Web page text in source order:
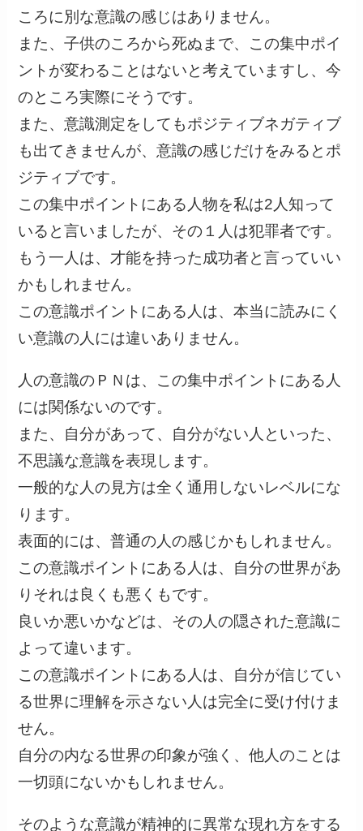
ころに別な意識の感じはありません。
また、子供のころから死ぬまで、この集中ポイ
ントが変わることはないと考えていますし、今
のところ実際にそうです。
また、意識測定をしてもポジティブネガティブ
も出てきませんが、意識の感じだけをみるとポ
ジティブです。
この集中ポイントにある人物を私は2人知って
いると言いましたが、その１人は犯罪者です。
もう一人は、才能を持った成功者と言っていい
かもしれません。
この意識ポイントにある人は、本当に読みにく
い意識の人には違いありません。
人の意識のＰＮは、この集中ポイントにある人
には関係ないのです。
また、自分があって、自分がない人といった、
不思議な意識を表現します。
一般的な人の見方は全く通用しないレベルにな
ります。
表面的には、普通の人の感じかもしれません。
この意識ポイントにある人は、自分の世界があ
りそれは良くも悪くもです。
良いか悪いかなどは、その人の隠された意識に
よって違います。
この意識ポイントにある人は、自分が信じてい
る世界に理解を示さない人は完全に受け付けま
せん。
自分の内なる世界の印象が強く、他人のことは
一切頭にないかもしれません。
そのような意識が精神的に異常な現れ方をする